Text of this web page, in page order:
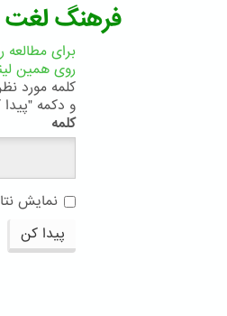
فرهنگ لغت
برای مطالعه
روی همین
کلمه مورد
و دکمه "پیدا
کلمه
نمایش
پیدا کن